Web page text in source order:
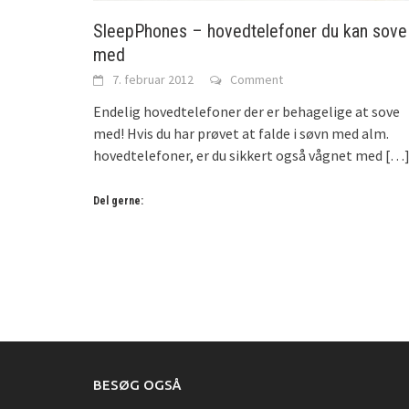
SleepPhones – hovedtelefoner du kan sove
med
7. februar 2012 Comment
Endelig hovedtelefoner der er behagelige at sove
med! Hvis du har prøvet at falde i søvn med alm.
hovedtelefoner, er du sikkert også vågnet med […]
Del gerne:
BESØG OGSÅ